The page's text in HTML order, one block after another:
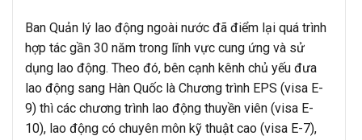
Ban Quản lý lao động ngoài nước đã điểm lại quá trình
hợp tác gần 30 năm trong lĩnh vực cung ứng và sử
dụng lao động. Theo đó, bên cạnh kênh chủ yếu đưa
lao động sang Hàn Quốc là Chương trình EPS (visa E-
9) thì các chương trình lao động thuyền viên (visa E-
10), lao động có chuyên môn kỹ thuật cao (visa E-7),